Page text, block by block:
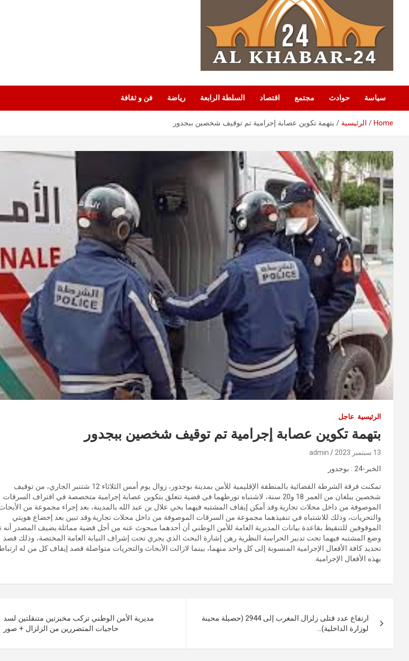
سياسة حوادث مجتمع اقتصاد السلطة الرابعة رياضة فن و ثقافة
Home الرئيسية بتهمة تكوين عصابة إجرامية تم توقيف شخصين ببجدور
الرئيسية عاجل
بتهمة تكوين عصابة إجرامية تم توقيف شخصين ببجدور
13 سبتمبر 2023 admin
الخبر-24 : بوجدور
تمكنت فرقة الشرطة القضائية بالمنطقة الإقليمية للأمن بمدينة بوجدور، زوال يوم أمس الثلاثاء 12 شتنبر الجاري، من توقيف
شخصين يبلغان من العمر 18 و20 سنة، لاشتباه تورطهما في قضية تتعلق بتكوين عصابة إجرامية متخصصة في اقتراف السرقات
الموصوفة من داخل محلات تجارية.وقد أمكن إيقاف المشتبه فيهما بحي علال بن عبد الله بالمدينة، بعد إجراء مجموعة من
والتحريات، وذلك للاشتباه في تنفيذهما مجموعة من السرقات الموصوفة من داخل محلات تجارية.وقد تبين بعد إخضاع هويتي
الموقوفين للتنقيط بقاعدة بيانات المديرية العامة للأمن الوطني أن أحدهما مبحوث عنه من أجل قضية مماثلة.يضيف المصدر أنه
وضع المشتبه فيهما تحت تدبير الحراسة النظرية رهن إشارة البحث الذي يجري تحت إشراف النيابة العامة المختصة، وذلك قصد
تحديد كافة الأفعال الإجرامية المنسوبة إلى كل واحد منهما، بينما لازالت الأبحاث والتحريات متواصلة قصد إيقاف كل من له
بهذه الأفعال الإجرامية.
المقالات
ارتفاع عدد قتلى زلزال المغرب إلى 2944 (حصيلة محينة
لوزارة الداخلية)…
مديرية الأمن الوطني تركب مخبزتين متنقلتين لسد
حاجيات المتضررين من الزلزال + صور